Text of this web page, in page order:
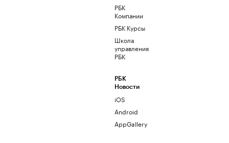
РБК
Компании
РБК Курсы
Школа
управления
РБК
РБК
Новости
iOS
Android
AppGallery